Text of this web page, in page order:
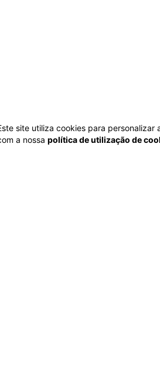
site utiliza cookies para
a nossa política de utilização de